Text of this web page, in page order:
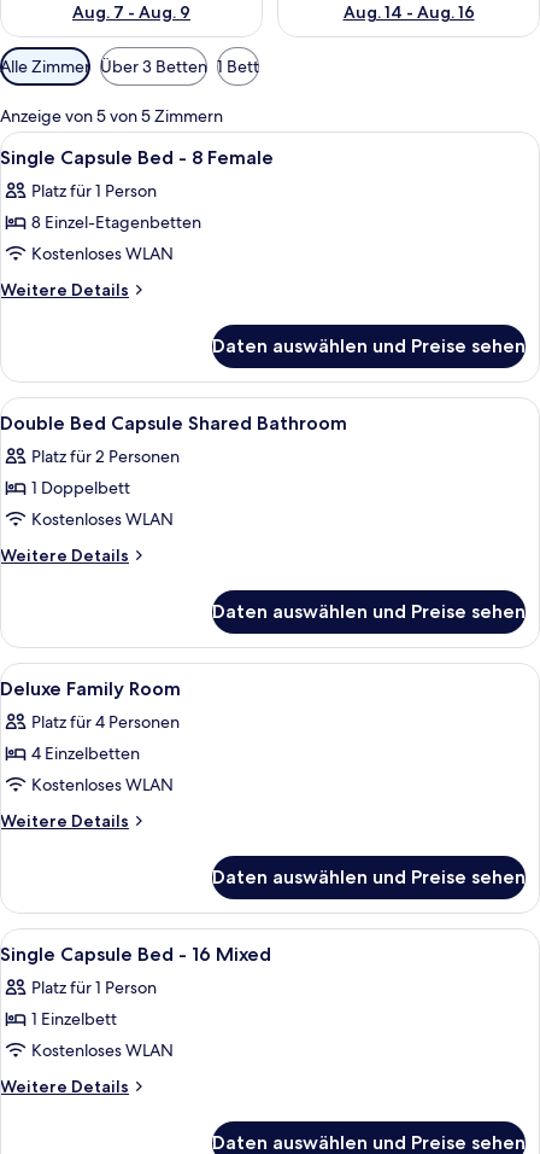
Aug. 7 - Aug. 9
Aug. 14 - Aug. 16
Verfügbare
Filter
für
Zimmer
Alle Zimmer Über 3 Betten 1 Bett
Anzeige von 5 von 5 Zimmern
Alle
Fotos
für
Single
Capsule
Bed
Female
anzeigen
Single Capsule Bed - 8 Female |
4
Single Capsule Bed - 8 Female
Platz für 1 Person
8 Einzel-Etagenbetten
Kostenloses WLAN
Weitere Details
Weitere
Capsule
Bed
-
Female
Daten auswählen und Preise sehen
Alle
Fotos
für
Double
Bed
Capsule
anzeigen
Ein Zimmer mit futuristischem
8
Double Bed Capsule Shared Bathroom
Platz für 2 Personen
1 Doppelbett
Kostenloses WLAN
Weitere Details
Weitere
Bed
Capsule
Shared
Daten auswählen und Preise sehen
Alle
Fotos
für
Deluxe
Family
Room
Ein Zimmer mit einem Bett, einem
7
Deluxe Family Room
Platz für 4 Personen
4 Einzelbetten
Kostenloses WLAN
Weitere Details
Weitere
Family
Room
Daten auswählen und Preise sehen
Alle
Fotos
für
Single
Capsule
Bed
Single Capsule Bed - 16 Mixed |
7
Single Capsule Bed - 16 Mixed
Platz für 1 Person
1 Einzelbett
Kostenloses WLAN
Weitere Details
Weitere
Daten auswählen und Preise sehen